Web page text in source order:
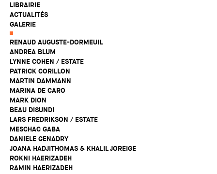
LIBRAIRIE
ACTUALITÉS
GALERIE
RENAUD AUGUSTE-DORMEUIL
ANDREA BLUM
LYNNE COHEN / ESTATE
PATRICK CORILLON
MARTIN DAMMANN
MARINA DE CARO
MARK DION
BEAU DISUNDI
LARS FREDRIKSON / ESTATE
MESCHAC GABA
DANIELE GENADRY
JOANA HADJITHOMAS & KHALIL JOREIGE
ROKNI HAERIZADEH
RAMIN HAERIZADEH